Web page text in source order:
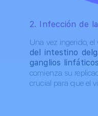
2. Infección de
Una vez ingerido, el
del intestino
ganglios
comienza su
crucial para que el